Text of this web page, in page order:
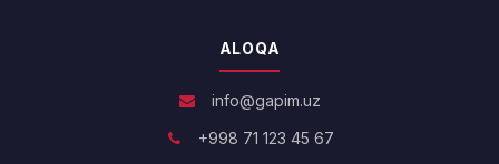
ALOQA
info@gapim.uz
+998 71 123 45 67